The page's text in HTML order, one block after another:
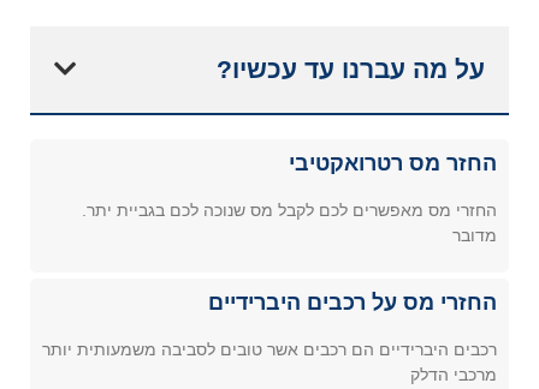
על מה עברנו עד עכשיו?
החזר מס רטרואקטיבי
החזרי מס מאפשרים לכם לקבל מס שנוכה לכם בגביית יתר.
מדובר
החזרי מס על רכבים היברידיים
רכבים היברידיים הם רכבים אשר טובים לסביבה משמעותית יותר
מרכבי הדלק